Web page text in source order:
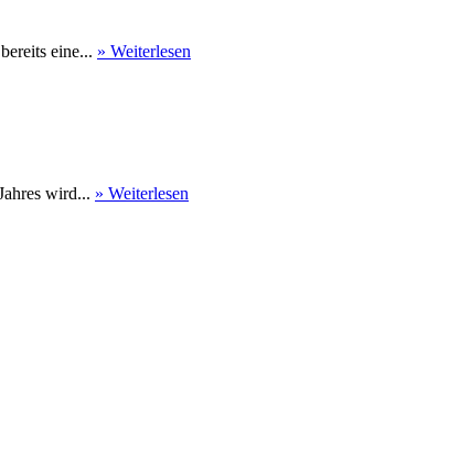
eine... » Weiterlesen
wird... » Weiterlesen